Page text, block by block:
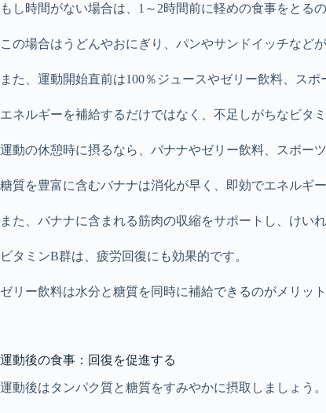
もし時間がない場合は、1～2時間前に軽めの食事をとる
この場合はうどんやおにぎり、パンやサンドイッチなどが
また、運動開始直前は100％ジュースやゼリー飲料、ス
エネルギーを補給するだけではなく、不足しがちなビタ
運動の休憩時に摂るなら、バナナやゼリー飲料、スポー
糖質を豊富に含むバナナは消化が早く、即効でエネルギ
また、バナナに含まれる筋肉の収縮をサポートし、けい
ビタミンB群は、疲労回復にも効果的です。
ゼリー飲料は水分と糖質を同時に補給できるのがメリット
運動後の食事：回復を促進する
運動後はタンパク質と糖質をすみやかに摂取しましょう。